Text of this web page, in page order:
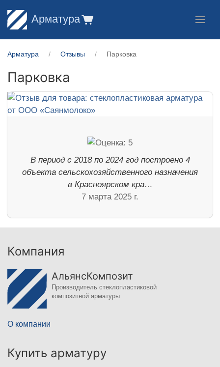
Арматура
Арматура Отзывы Парковка
Парковка
В период с 2018 по 2024 год построено 4
объекта сельскохозяйственного назначения
в Красноярском кра…
7 марта 2025 г.
Компания
АльянсКомпозит
Производитель стеклопластиковой
композитной арматуры
О компании
Купить арматуру